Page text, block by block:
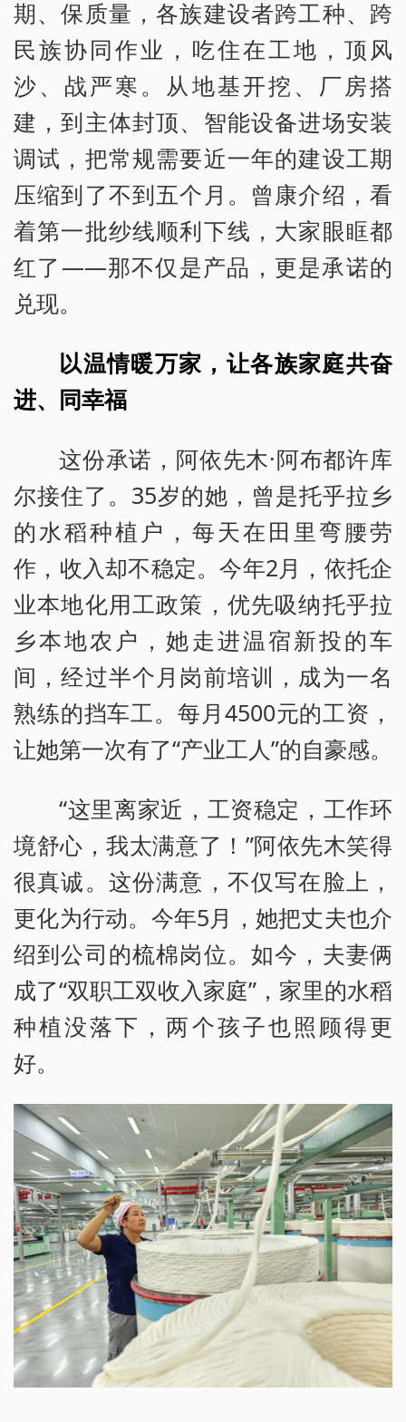
期、保质量，各族建设者跨工种、跨
民族协同作业，吃住在工地，顶风
沙、战严寒。从地基开挖、厂房搭
建，到主体封顶、智能设备进场安装
调试，把常规需要近一年的建设工期
压缩到了不到五个月。曾康介绍，看
着第一批纱线顺利下线，大家眼眶都
红了——那不仅是产品，更是承诺的
兑现。
以温情暖万家，让各族家庭共奋
进、同幸福
这份承诺，阿依先木·阿布都许库
尔接住了。35岁的她，曾是托乎拉乡
的水稻种植户，每天在田里弯腰劳
作，收入却不稳定。今年2月，依托企
业本地化用工政策，优先吸纳托乎拉
乡本地农户，她走进温宿新投的车
间，经过半个月岗前培训，成为一名
熟练的挡车工。每月4500元的工资，
让她第一次有了“产业工人”的自豪感。
“这里离家近，工资稳定，工作环
境舒心，我太满意了！”阿依先木笑得
很真诚。这份满意，不仅写在脸上，
更化为行动。今年5月，她把丈夫也介
绍到公司的梳棉岗位。如今，夫妻俩
成了“双职工双收入家庭”，家里的水稻
种植没落下，两个孩子也照顾得更
好。